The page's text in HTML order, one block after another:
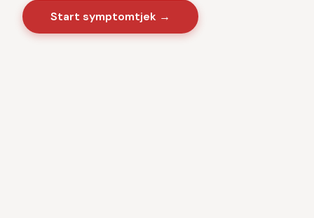
Start symptomtjek →